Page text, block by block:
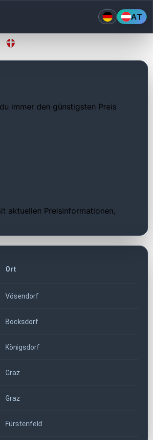
AT
immer den günstigsten Preis
aktuellen Preisinformationen,
Ort
Vösendorf
Bocksdorf
Königsdorf
Graz
Graz
Fürstenfeld